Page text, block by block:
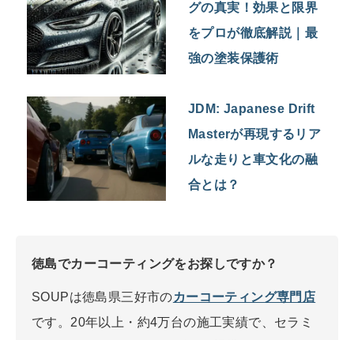
グの真実！効果と限界
をプロが徹底解説｜最
強の塗装保護術
JDM: Japanese Drift
Masterが再現するリア
ルな走りと車文化の融
合とは？
徳島でカーコーティングをお探しですか？
SOUPは徳島県三好市のカーコーティング専門店
です。20年以上・約4万台の施工実績で、セラミ